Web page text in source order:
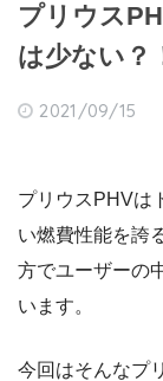
プリウス
は少ない？
2021/09/15
プリウスPHVは
い燃費性能を誇
方でユーザーの
います。
今回はそんなプ